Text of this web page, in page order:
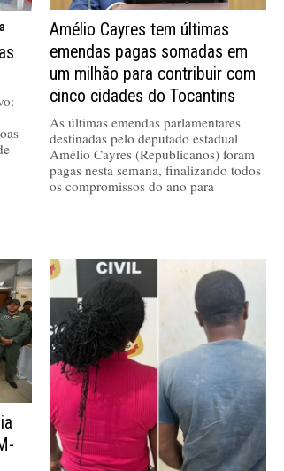
Amélio Cayres tem últimas
emendas pagas somadas em
um milhão para contribuir com
cinco cidades do Tocantins
As últimas emendas parlamentares
destinadas pelo deputado estadual
Amélio Cayres (Republicanos) foram
pagas nesta semana, finalizando todos
os compromissos do ano para